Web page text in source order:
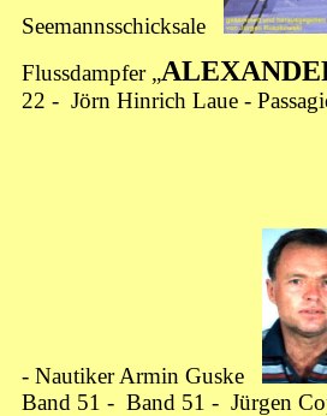
Seemannsschicksale
Flussdampfer „
22 - Jörn Hinrich Laue -
- Nautiker Armin Guske
Band 51 - Band 51 - Jürgen